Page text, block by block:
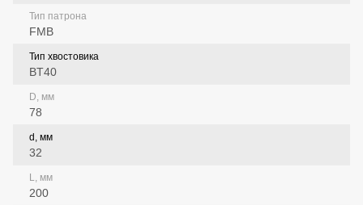
Тип патрона
FMB
Тип хвостовика
BT40
D, мм
78
d, мм
32
L, мм
200